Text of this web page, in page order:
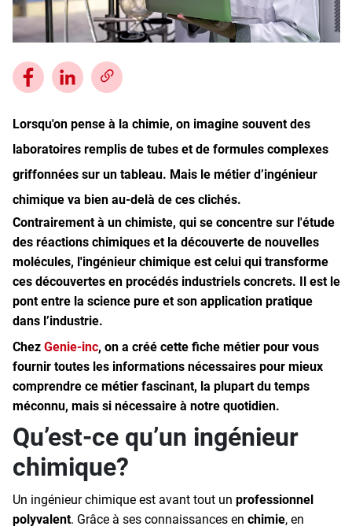
Inscrivez-vous à l'infolettre
Publiez une offre d'emploi
Lorsqu'on pense à la chimie, on imagine souvent des
laboratoires remplis de tubes et de formules complexes
griffonnées sur un tableau. Mais le métier d’ingénieur
chimique va bien au-delà de ces clichés.
Contrairement à un chimiste, qui se concentre sur l'étude
des réactions chimiques et la découverte de nouvelles
molécules, l'ingénieur chimique est celui qui transforme
ces découvertes en procédés industriels concrets. Il est le
pont entre la science pure et son application pratique
dans l’industrie.
Chez Genie-inc, on a créé cette fiche métier pour vous
fournir toutes les informations nécessaires pour mieux
comprendre ce métier fascinant, la plupart du temps
méconnu, mais si nécessaire à notre quotidien.
Qu’est-ce qu’un ingénieur
chimique?
Un ingénieur chimique est avant tout un professionnel
polyvalent. Grâce à ses connaissances en chimie, en